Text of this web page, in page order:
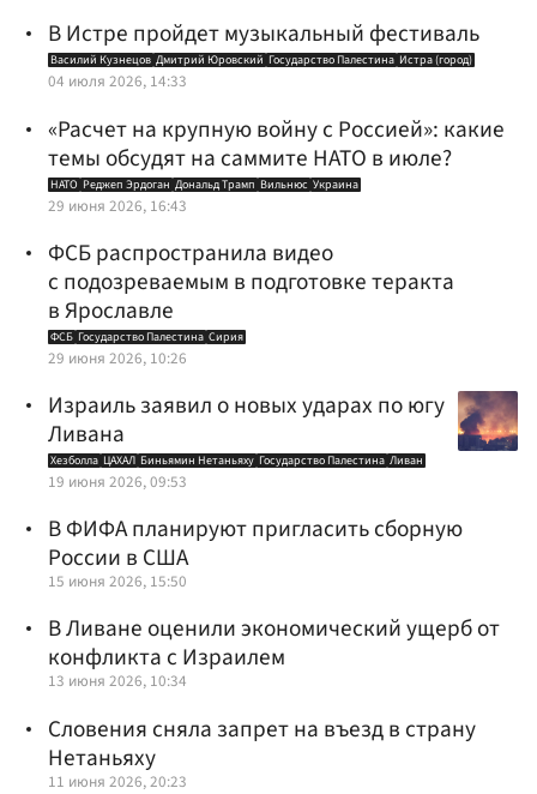
В Истре пройдет музыкальный фестиваль
Василий Кузнецов Дмитрий Юровский Государство Палестина Истра (город)
04 июля 2026, 14:33
«Расчет на крупную войну с Россией»: какие
темы обсудят на саммите НАТО в июле?
НАТО Реджеп Эрдоган Дональд Трамп Вильнюс Украина
29 июня 2026, 16:43
ФСБ распространила видео
с подозреваемым в подготовке теракта
в Ярославле
ФСБ Государство Палестина Сирия
29 июня 2026, 10:26
Израиль заявил о новых ударах по югу
Ливана
Хезболла ЦАХАЛ Биньямин Нетаньяху Государство Палестина Ливан
19 июня 2026, 09:53
В ФИФА планируют пригласить сборную
России в США
15 июня 2026, 15:50
В Ливане оценили экономический ущерб от
конфликта с Израилем
13 июня 2026, 10:34
Словения сняла запрет на въезд в страну
Нетаньяху
11 июня 2026, 20:23